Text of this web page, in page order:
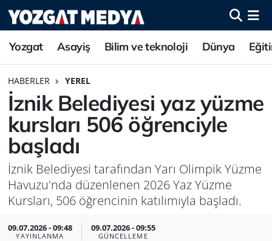
Yozgat Asayiş Bilim ve teknoloji Dünya
HABERLER YEREL
İznik Belediyesi yaz yüzme
kursları 506 öğrenciyle
başladı
İznik Belediyesi tarafından Yarı Olimpik Yüzme
Havuzu'nda düzenlenen 2026 Yaz Yüzme
Kursları, 506 öğrencinin katılımıyla başladı.
09.07.2026 - 09:48
YAYINLANMA
09.07.2026 - 09:55
GÜNCELLEME